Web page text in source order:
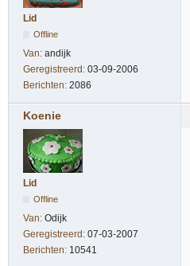
Lid
Offline
Van: andijk
Geregistreerd: 03-09-2006
Berichten: 2086
Koenie
Lid
Offline
Van: Odijk
Geregistreerd: 07-03-2007
Berichten: 10541